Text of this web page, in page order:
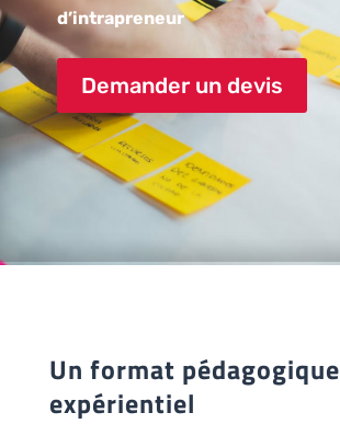
d’intrapreneur
Demander un devis
Un format pédagogique
expérientiel